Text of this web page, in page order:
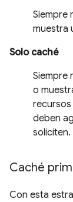
Siempre
muestra
Solo caché
Siempre
o
deben
soliciten.
Caché
Con esta